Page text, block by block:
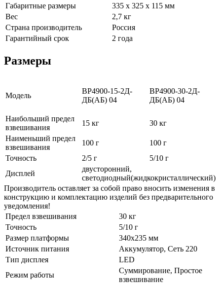
Габаритные размеры
335 х 325 х 115 мм
Вес
2,7 кг
Страна производитель
Россия
Гарантийный срок
2 года
Размеры
Модель
ВР4900-15-2Д-
ДБ(АБ) 04
ВР4900-30-2Д-
ДБ(АБ) 04
Наибольший предел
взвешивания
15 кг
30 кг
Наименьший предел
взвешивания
100 г
100 г
Точность
2/5 г
5/10 г
Дисплей
двусторонний,
светодиодный(жидкокристаллический)
Производитель оставляет за собой право вносить изменения в
конструкцию и комплектацию изделий без предварительного
уведомления!
Предел взвешивания
30 кг
Точность
5/10 г
Размер платформы
340х235 мм
Источник питания
Аккумулятор, Сеть 220
Тип дисплея
LED
Режим работы
Суммирование, Простое
взвешивание